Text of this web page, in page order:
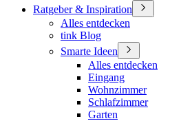
Ratgeber & Inspiration
Alles entdecken
tink Blog
Smarte Ideen
Alles entdecken
Eingang
Wohnzimmer
Schlafzimmer
Garten